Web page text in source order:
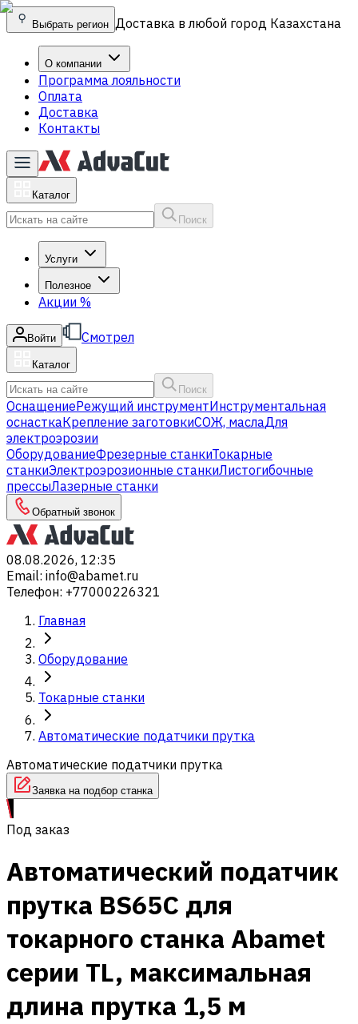
Выбрать регион Доставка в любой город Казахстана
О компании
Программа лояльности
Оплата
Доставка
Контакты
Каталог
Поиск
Услуги
Полезное
Акции %
Войти Смотрел
Каталог
Поиск
ОснащениеРежущий инструментИнструментальная
оснасткаКрепление заготовкиСОЖ, маслаДля
электроэрозии
ОборудованиеФрезерные станкиТокарные
станкиЭлектроэрозионные станкиЛистогибочные
прессыЛазерные станки
Обратный звонок
08.08.2026, 12:35
Email: info@abamet.ru
Телефон: +77000226321
Главная
Оборудование
Токарные станки
Автоматические податчики прутка
Автоматические податчики прутка
Заявка на подбор станка
Под заказ
Автоматический податчик
прутка BS65C для
токарного станка Abamet
серии TL, максимальная
длина прутка 1,5 м